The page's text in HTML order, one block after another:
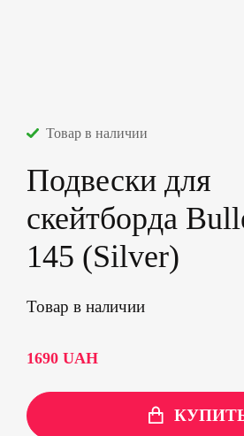
Товар в наличии
Подвески для
скейтборда
145 (Silver)
Товар в наличии
1690 UAH